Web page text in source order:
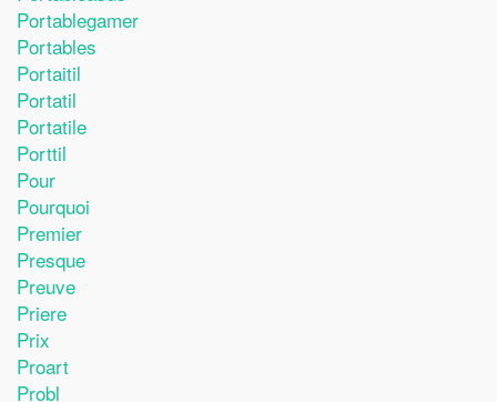
Portablegamer
Portables
Portaitil
Portatil
Portatile
Porttil
Pour
Pourquoi
Premier
Presque
Preuve
Priere
Prix
Proart
Probl